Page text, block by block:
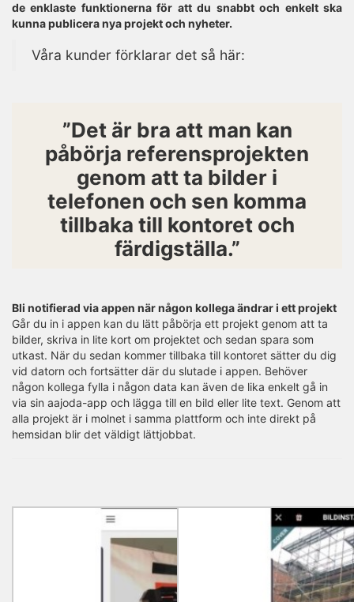
de enklaste funktionerna för att du snabbt och enkelt ska
kunna publicera nya projekt och nyheter.
Våra kunder förklarar det så här:
”Det är bra att man kan
påbörja referensprojekten
genom att ta bilder i
telefonen och sen komma
tillbaka till kontoret och
färdigställa.”
Bli notifierad via appen när någon kollega ändrar i ett projekt
Går du in i appen kan du lätt påbörja ett projekt genom att ta
bilder, skriva in lite kort om projektet och sedan spara som
utkast. När du sedan kommer tillbaka till kontoret sätter du dig
vid datorn och fortsätter där du slutade i appen. Behöver
någon kollega fylla i någon data kan även de lika enkelt gå in
via sin aajoda-app och lägga till en bild eller lite text. Genom att
alla projekt är i molnet i samma plattform och inte direkt på
hemsidan blir det väldigt lättjobbat.